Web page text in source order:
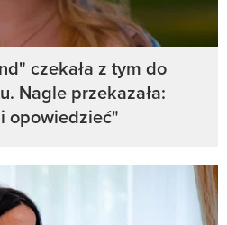
czekała z tym do
Nagle przekazała:
opowiedzieć"